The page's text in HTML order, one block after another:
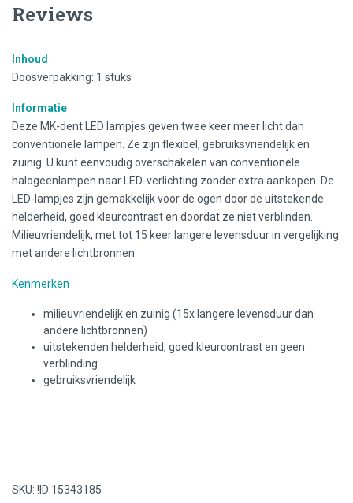
Reviews
Inhoud
Doosverpakking: 1 stuks
Informatie
Deze MK-dent LED lampjes geven twee keer meer licht dan
conventionele lampen. Ze zijn flexibel, gebruiksvriendelijk en
zuinig. U kunt eenvoudig overschakelen van conventionele
halogeenlampen naar LED-verlichting zonder extra aankopen. De
LED-lampjes zijn gemakkelijk voor de ogen door de uitstekende
helderheid, goed kleurcontrast en doordat ze niet verblinden.
Milieuvriendelijk, met tot 15 keer langere levensduur in vergelijking
met andere lichtbronnen.
Kenmerken
milieuvriendelijk en zuinig (15x langere levensduur dan
andere lichtbronnen)
uitstekenden helderheid, goed kleurcontrast en geen
verblinding
gebruiksvriendelijk
SKU: !ID:15343185